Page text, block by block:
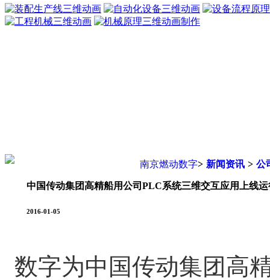
南京燃动数字> 新闻资讯 > 公
中国传动集团高精船用公司PLC系统三维交互应用上线运
2016-01-05
数字为中国传动集团高